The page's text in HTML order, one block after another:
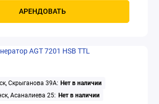
Тип генератора: синхронный
АРЕНДОВАТЬ
Скрыганова 39А: Нет в наличии
Асаналиева 25: Нет в наличии